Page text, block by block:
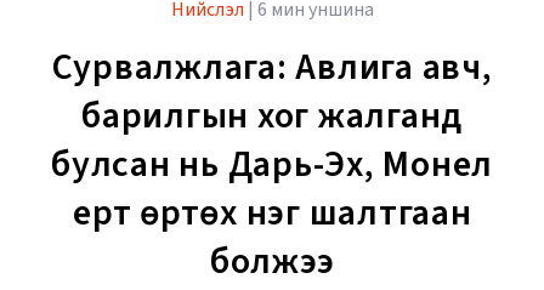
Нийслэл | 6 мин уншина
Сурвалжлага: Авлига авч,
барилгын хог жалганд
булсан нь Дарь-Эх, Монел
үерт өртөх нэг шалтгаан
болжээ